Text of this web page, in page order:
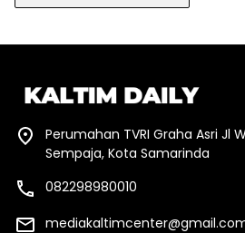
Perumahan TVRI Graha Asri Jl
Sempaja, Kota Samarinda
082298980010